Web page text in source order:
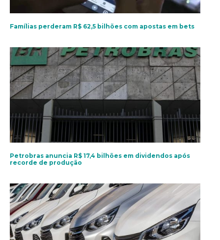
Famílias perderam R$ 62,5 bilhões com apostas em bets
Petrobras anuncia R$ 17,4 bilhões em dividendos após
recorde de produção